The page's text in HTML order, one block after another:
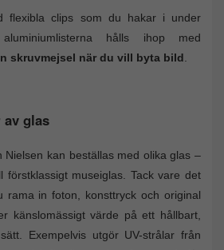
flexibla clips som du hakar i under
hålls ihop med
skruvmejsel när du vill byta bild
av glas
Nielsen kan beställas med olika glas –
förstklassigt museiglas. Tack vare det
rama in foton, konsttryck och original
känslomässigt värde på ett hållbart,
Exempelvis utgör UV-strålar från